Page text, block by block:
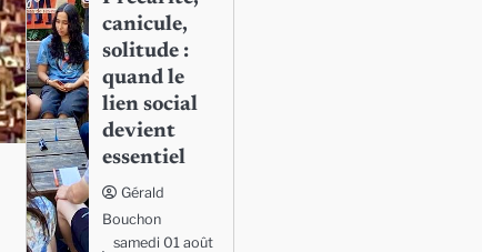
canicule,
solitude :
quand le
lien social
devient
essentiel
Gérald
Bouchon
samedi 01 août